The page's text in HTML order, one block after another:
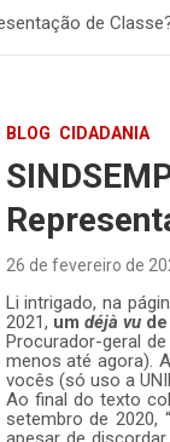
de
BLOG CIDADANIA
26 de fevereiro de
Li intrigado, na
2021, um déjà vude
Procurador-geral
menos até agora).
vocês (só uso a
Ao final do texto
setembro de 2020,